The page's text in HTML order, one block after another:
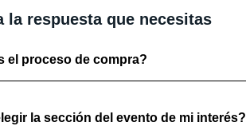
la respuesta que necesitas
el proceso de compra?
la sección del evento de mi interés?